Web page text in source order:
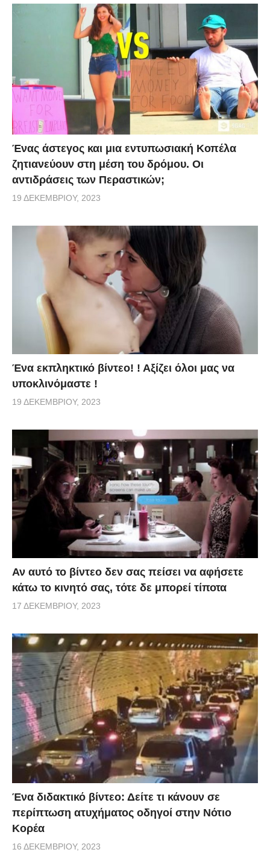
Ένας άστεγος και μια εντυπωσιακή Κοπέλα
ζητιανεύουν στη μέση του δρόμου. Οι
αντιδράσεις των Περαστικών;
19 ΔΕΚΕΜΒΡΊΟΥ, 2023
Ένα εκπληκτικό βίντεο! ! Αξίζει όλοι μας να
υποκλινόμαστε !
19 ΔΕΚΕΜΒΡΊΟΥ, 2023
Αν αυτό το βίντεο δεν σας πείσει να αφήσετε
κάτω το κινητό σας, τότε δε μπορεί τίποτα
17 ΔΕΚΕΜΒΡΊΟΥ, 2023
Ένα διδακτικό βίντεο: Δείτε τι κάνουν σε
περίπτωση ατυχήματος οδηγοί στην Νότιο
Κορέα
16 ΔΕΚΕΜΒΡΊΟΥ, 2023